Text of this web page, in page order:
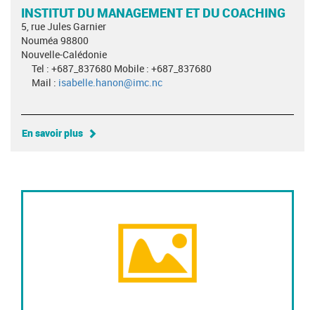
INSTITUT DU MANAGEMENT ET DU COACHING
5, rue Jules Garnier
Nouméa 98800
Nouvelle-Calédonie
Tel : +687_837680 Mobile : +687_837680
Mail : isabelle.hanon@imc.nc
En savoir plus